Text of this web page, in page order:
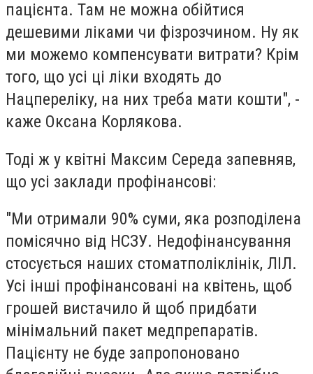
пацієнта. Там не можна обійтися
дешевими ліками чи фізрозчином. Ну як
ми можемо компенсувати витрати? Крім
того, що усі ці ліки входять до
Нацпереліку, на них треба мати кошти", -
каже Оксана Корлякова.
Тоді ж у квітні Максим Середа запевняв,
що усі заклади профінансові:
"Ми отримали 90% суми, яка розподілена
помісячно від НСЗУ. Недофінансування
стосується наших стоматполіклінік, ЛІЛ.
Усі інші профінансовані на квітень, щоб
грошей вистачило й щоб придбати
мінімальний пакет медпрепаратів.
Пацієнту не буде запропоновано